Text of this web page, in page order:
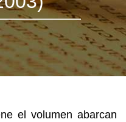
el volumen abarcan